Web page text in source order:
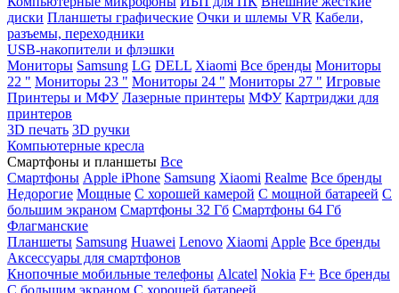
диски Планшеты графические Очки и шлемы VR Кабели,
разъемы, переходники
USB-накопители и флэшки
Мониторы Samsung LG DELL Xiaomi Все бренды Мониторы
22 " Мониторы 23 " Мониторы 24 " Мониторы 27 " Игровые
Принтеры и МФУ Лазерные принтеры МФУ Картриджи для
принтеров
3D печать 3D ручки
Компьютерные кресла
Смартфоны и планшеты Все
Смартфоны Apple iPhone Samsung Xiaomi Realme Все бренды
Недорогие Мощные С хорошей камерой С мощной батареей С
большим экраном Смартфоны 32 Гб Смартфоны 64 Гб
Флагманские
Планшеты Samsung Huawei Lenovo Xiaomi Apple Все бренды
Аксессуары для смартфонов
Кнопочные мобильные телефоны Alcatel Nokia F+ Все бренды
С большим экраном С хорошей батареей